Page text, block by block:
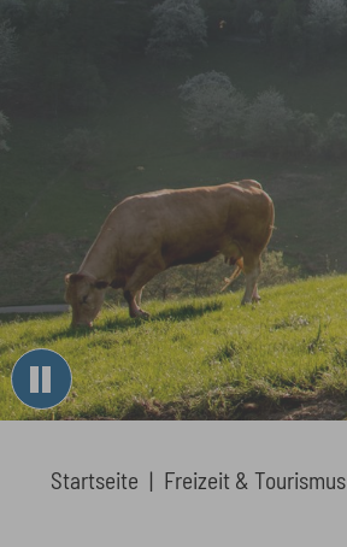
Startseite Freizeit & Tourismus